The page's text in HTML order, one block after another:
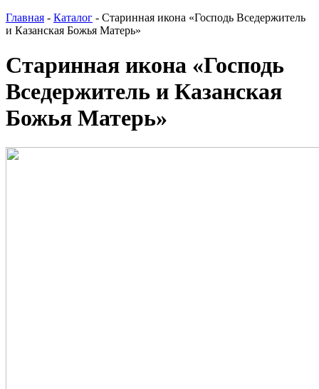
Главная - Каталог - Старинная икона «Господь Вседержитель
и Казанская Божья Матерь»
Старинная икона «Господь
Вседержитель и Казанская
Божья Матерь»